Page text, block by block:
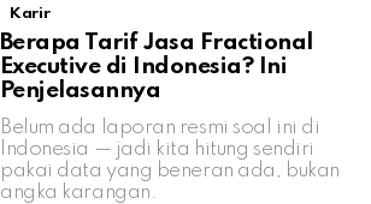
Karir
Berapa Tarif Jasa Fractional
Executive di Indonesia? Ini
Penjelasannya
Belum ada laporan resmi soal ini di
Indonesia — jadi kita hitung sendiri
pakai data yang beneran ada, bukan
angka karangan.